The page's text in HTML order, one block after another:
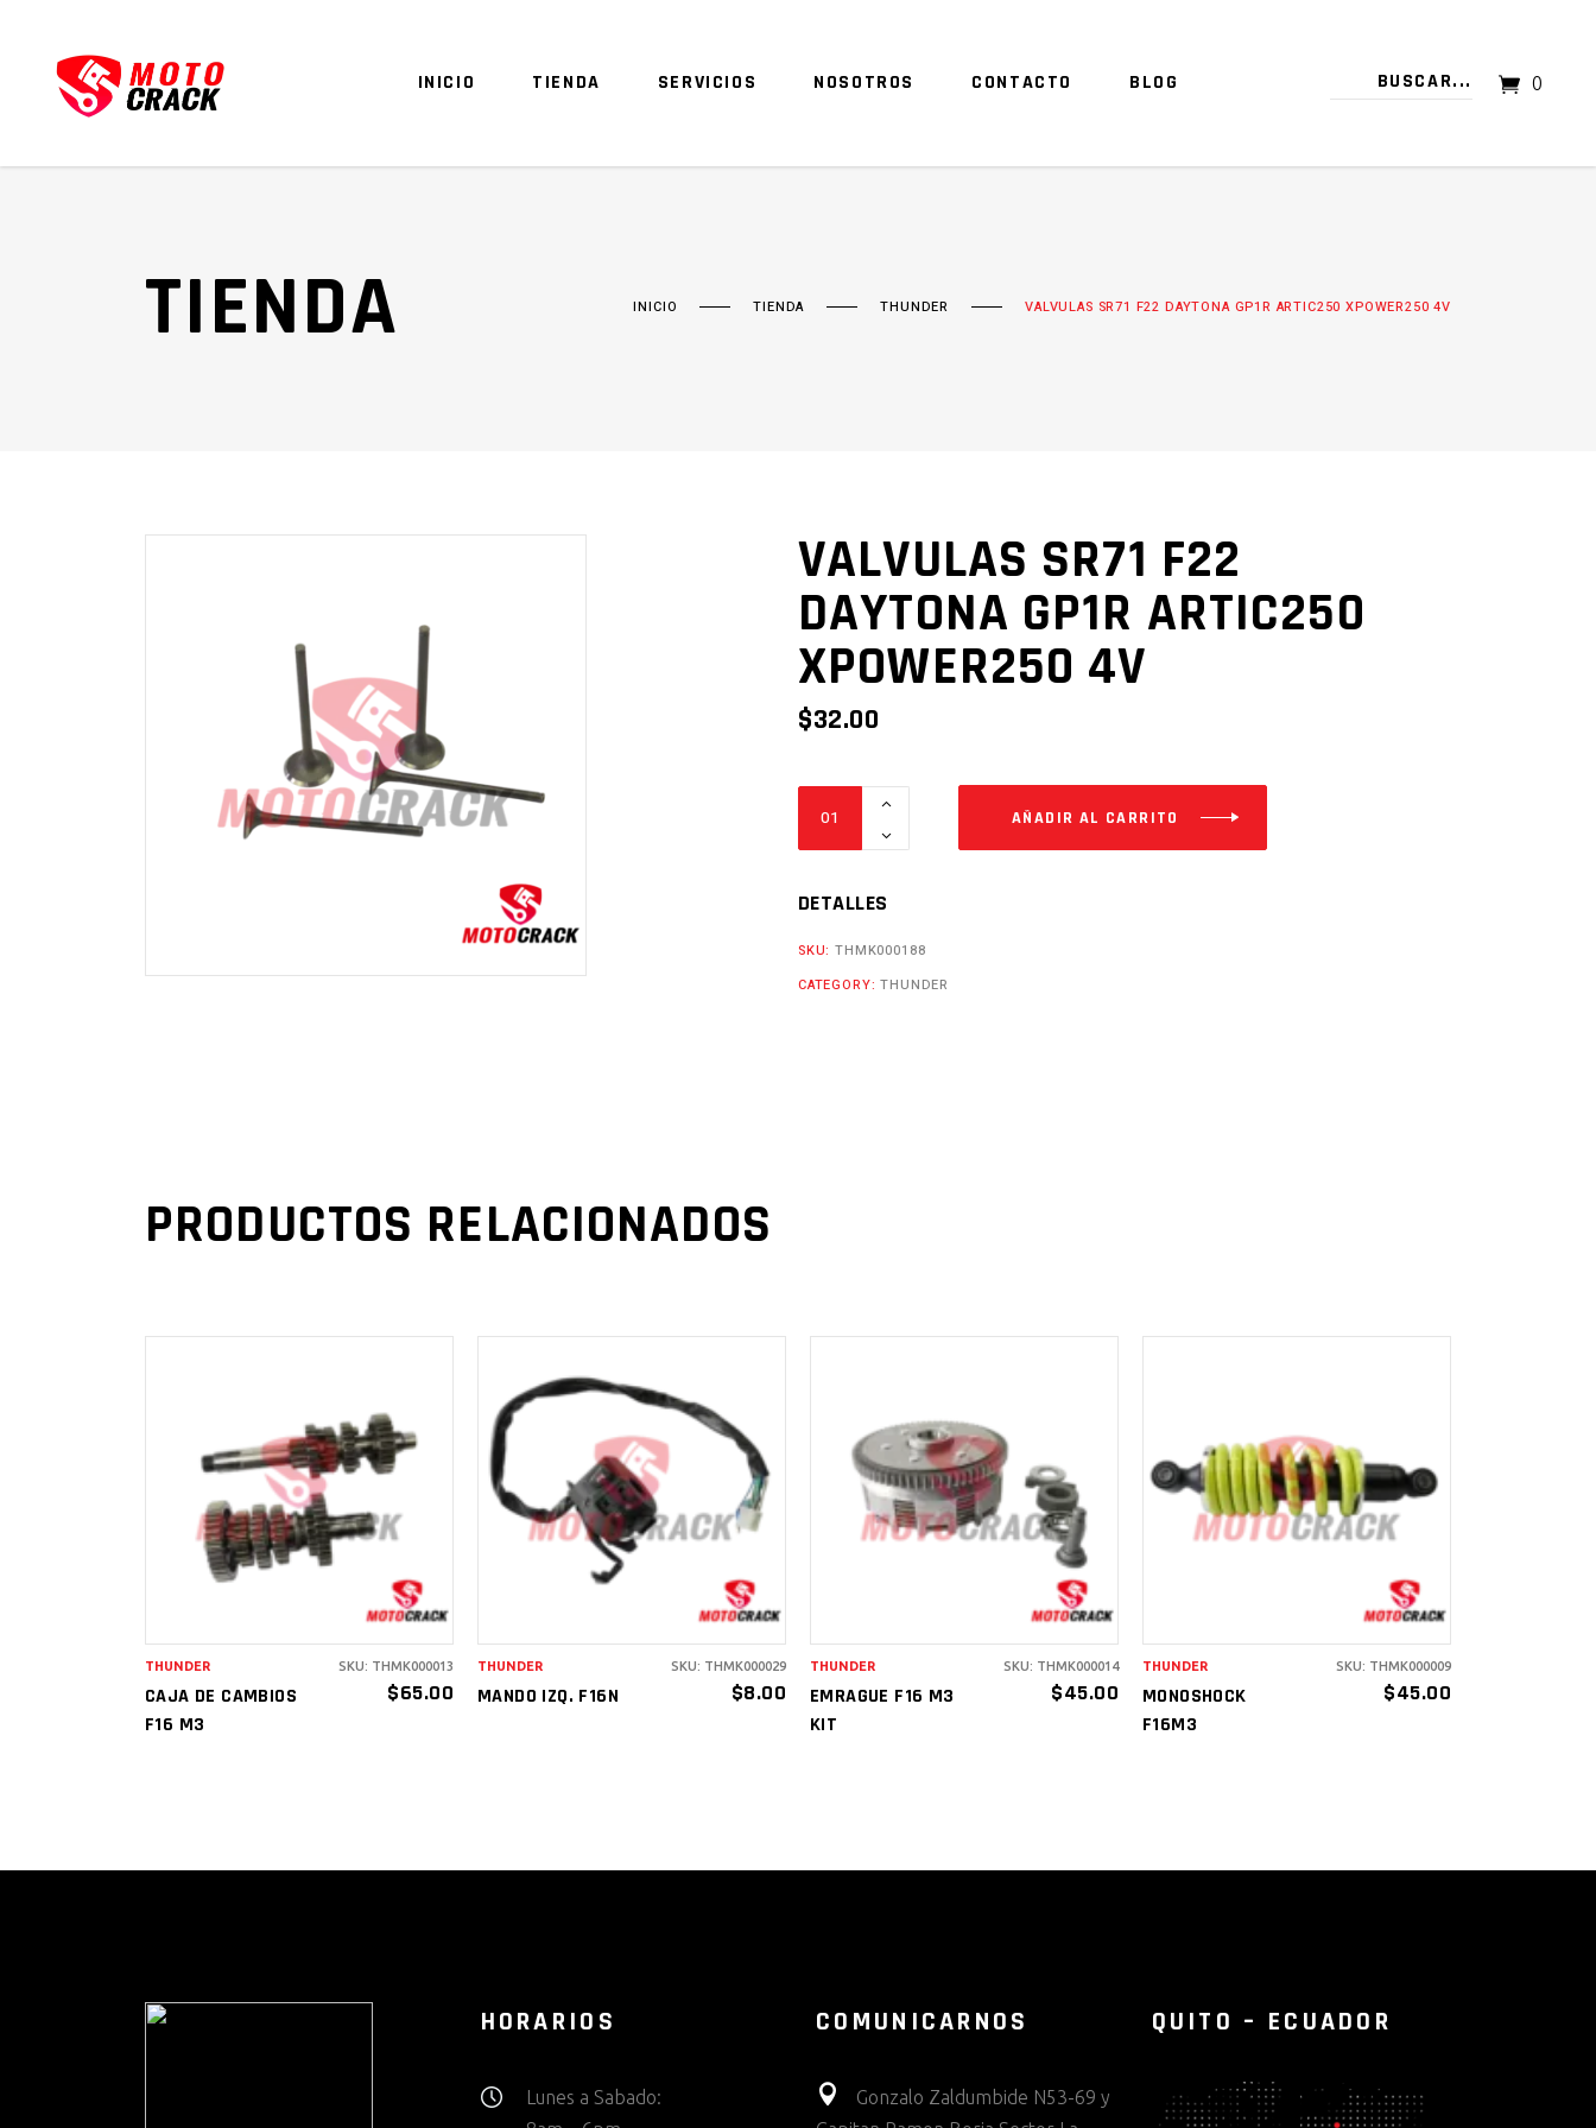
INICIO TIENDA SERVICIOS NOSOTROS CONTACTO BLOG 0
TU CARRITO ESTÁ VACÍO.
TIENDA INICIO TIENDA THUNDER VALVULAS SR71 F22 DAYTONA GP1R ARTIC250 XPOWER250 4V
VALVULAS SR71 F22
DAYTONA GP1R ARTIC250
XPOWER250 4V
$32.00
VALVULAS
DAYTONA
ARTIC250
XPOWER250
AÑADIR AL CARRITO
DETALLES
SKU:THMK000188
CATEGORY:THUNDER
PRODUCTOS RELACIONADOS
AÑADIR AL
CARRITO
CAJA DE CAMBIOS
F16 M3
$65.00
THUNDER SKU: THMK000013
AÑADIR AL
CARRITO
MANDO IZQ. F16N $8.00
THUNDER SKU: THMK000029
AÑADIR AL
CARRITO
EMRAGUE F16 M3
KIT
$45.00
THUNDER SKU: THMK000014
AÑADIR AL
CARRITO
MONOSHOCK
F16M3
$45.00
THUNDER SKU: THMK000009
HORARIOS
Lunes a Sabado:
COMUNICARNOS
Gonzalo Zaldumbide N53-69 y
QUITO – ECUADOR